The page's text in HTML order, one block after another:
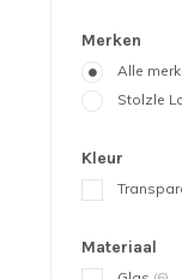
Merken
Alle
Stolzle
Kleur
Materiaal